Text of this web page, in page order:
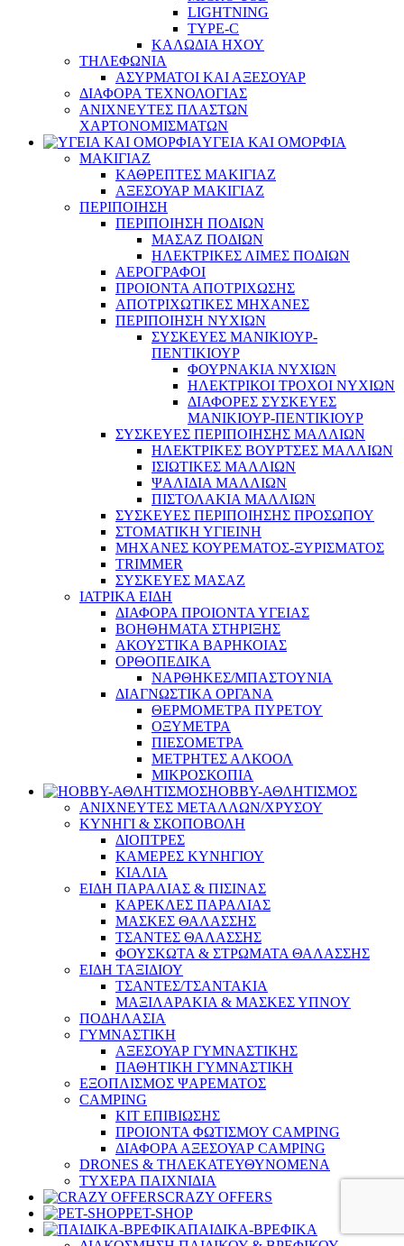
LIGHTNING
TYPE-C
ΚΑΛΩΔΙΑ ΗΧΟΥ
ΤΗΛΕΦΩΝΙΑ
ΑΣΥΡΜΑΤΟΙ ΚΑΙ ΑΞΕΣΟΥΑΡ
ΔΙΑΦΟΡΑ ΤΕΧΝΟΛΟΓΙΑΣ
ΑΝΙΧΝΕΥΤΕΣ ΠΛΑΣΤΩΝ
ΧΑΡΤΟΝΟΜΙΣΜΑΤΩΝ
ΥΓΕΙΑ ΚΑΙ ΟΜΟΡΦΙΑ
ΜΑΚΙΓΙΑΖ
ΚΑΘΡΕΠΤΕΣ ΜΑΚΙΓΙΑΖ
ΑΞΕΣΟΥΑΡ ΜΑΚΙΓΙΑΖ
ΠΕΡΙΠΟΙΗΣΗ
ΠΕΡΙΠΟΙΗΣΗ ΠΟΔΙΩΝ
ΜΑΣΑΖ ΠΟΔΙΩΝ
ΗΛΕΚΤΡΙΚΕΣ ΛΙΜΕΣ ΠΟΔΙΩΝ
ΑΕΡΟΓΡΑΦΟΙ
ΠΡΟΙΟΝΤΑ ΑΠΟΤΡΙΧΩΣΗΣ
ΑΠΟΤΡΙΧΩΤΙΚΕΣ ΜΗΧΑΝΕΣ
ΠΕΡΙΠΟΙΗΣΗ ΝΥΧΙΩΝ
ΣΥΣΚΕΥΕΣ ΜΑΝΙΚΙΟΥΡ-
ΠΕΝΤΙΚΙΟΥΡ
ΦΟΥΡΝΑΚΙΑ ΝΥΧΙΩΝ
ΗΛΕΚΤΡΙΚΟΙ ΤΡΟΧΟΙ ΝΥΧΙΩΝ
ΔΙΑΦΟΡΕΣ ΣΥΣΚΕΥΕΣ
ΜΑΝΙΚΙΟΥΡ-ΠΕΝΤΙΚΙΟΥΡ
ΣΥΣΚΕΥΕΣ ΠΕΡΙΠΟΙΗΣΗΣ ΜΑΛΛΙΩΝ
ΗΛΕΚΤΡΙΚΕΣ ΒΟΥΡΤΣΕΣ ΜΑΛΛΙΩΝ
ΙΣΙΩΤΙΚΕΣ ΜΑΛΛΙΩΝ
ΨΑΛΙΔΙΑ ΜΑΛΛΙΩΝ
ΠΙΣΤΟΛΑΚΙΑ ΜΑΛΛΙΩΝ
ΣΥΣΚΕΥΕΣ ΠΕΡΙΠΟΙΗΣΗΣ ΠΡΟΣΩΠΟΥ
ΣΤΟΜΑΤΙΚΗ ΥΓΙΕΙΝΗ
ΜΗΧΑΝΕΣ ΚΟΥΡΕΜΑΤΟΣ-ΞΥΡΙΣΜΑΤΟΣ
TRIMMER
ΣΥΣΚΕΥΕΣ ΜΑΣΑΖ
ΙΑΤΡΙΚΑ ΕΙΔΗ
ΔΙΑΦΟΡΑ ΠΡΟΙΟΝΤΑ ΥΓΕΙΑΣ
ΒΟΗΘΗΜΑΤΑ ΣΤΗΡΙΞΗΣ
ΑΚΟΥΣΤΙΚΑ ΒΑΡΗΚΟΙΑΣ
ΟΡΘΟΠΕΔΙΚΑ
ΝΑΡΘΗΚΕΣ/ΜΠΑΣΤΟΥΝΙΑ
ΔΙΑΓΝΩΣΤΙΚΑ ΟΡΓΑΝΑ
ΘΕΡΜΟΜΕΤΡΑ ΠΥΡΕΤΟΥ
ΟΞΥΜΕΤΡΑ
ΠΙΕΣΟΜΕΤΡΑ
ΜΕΤΡΗΤΕΣ ΑΛΚΟΟΛ
ΜΙΚΡΟΣΚΟΠΙΑ
HOBBY-ΑΘΛΗΤΙΣΜΟΣ
ΑΝΙΧΝΕΥΤΕΣ ΜΕΤΑΛΛΩΝ/ΧΡΥΣΟΥ
ΚΥΝΗΓΙ & ΣΚΟΠΟΒΟΛΗ
ΔΙΟΠΤΡΕΣ
ΚΑΜΕΡΕΣ ΚΥΝΗΓΙΟΥ
ΚΙΑΛΙΑ
ΕΙΔΗ ΠΑΡΑΛΙΑΣ & ΠΙΣΙΝΑΣ
ΚΑΡΕΚΛΕΣ ΠΑΡΑΛΙΑΣ
ΜΑΣΚΕΣ ΘΑΛΑΣΣΗΣ
ΤΣΑΝΤΕΣ ΘΑΛΑΣΣΗΣ
ΦΟΥΣΚΩΤΑ & ΣΤΡΩΜΑΤΑ ΘΑΛΑΣΣΗΣ
ΕΙΔΗ ΤΑΞΙΔΙΟΥ
ΤΣΑΝΤΕΣ/ΤΣΑΝΤΑΚΙΑ
ΜΑΞΙΛΑΡΑΚΙΑ & ΜΑΣΚΕΣ ΥΠΝΟΥ
ΠΟΔΗΛΑΣΙΑ
ΓΥΜΝΑΣΤΙΚΗ
ΑΞΕΣΟΥΑΡ ΓΥΜΝΑΣΤΙΚΗΣ
ΠΑΘΗΤΙΚΗ ΓΥΜΝΑΣΤΙΚΗ
ΕΞΟΠΛΙΣΜΟΣ ΨΑΡΕΜΑΤΟΣ
CAMPING
ΚΙΤ ΕΠΙΒΙΩΣΗΣ
ΠΡΟΙΟΝΤΑ ΦΩΤΙΣΜΟΥ CAMPING
ΔΙΑΦΟΡΑ ΑΞΕΣΟΥΑΡ CAMPING
DRONES & ΤΗΛΕΚΑΤΕΥΘΥΝΟΜΕΝΑ
ΤΥΧΕΡΑ ΠΑΙΧΝΙΔΙΑ
CRAZY OFFERS
PET-SHOP
ΠΑΙΔΙΚΑ-ΒΡΕΦΙΚΑ